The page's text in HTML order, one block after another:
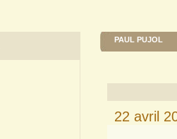
PAUL PUJOL
22 avril